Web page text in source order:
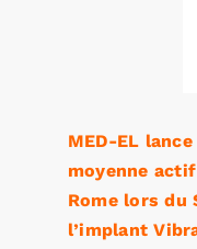
MED-EL
moyenne
Rome lors du
l’implant